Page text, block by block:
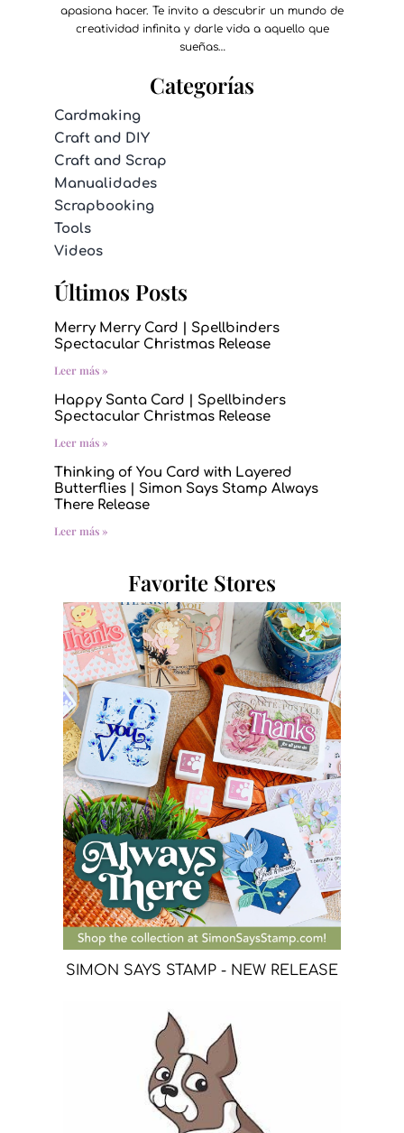
apasiona hacer. Te invito a descubrir un mundo de
creatividad infinita y darle vida a aquello que
sueñas…
Categorías
Cardmaking
Craft and DIY
Craft and Scrap
Manualidades
Scrapbooking
Tools
Videos
Últimos Posts
Merry Merry Card | Spellbinders
Spectacular Christmas Release
Leer más »
Happy Santa Card | Spellbinders
Spectacular Christmas Release
Leer más »
Thinking of You Card with Layered
Butterflies | Simon Says Stamp Always
There Release
Leer más »
Favorite Stores
SIMON SAYS STAMP - NEW RELEASE